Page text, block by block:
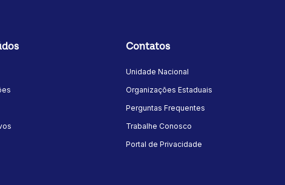
Contatos
Unidade Nacional
Organizações Estaduais
Perguntas Frequentes
Trabalhe Conosco
Portal de Privacidade